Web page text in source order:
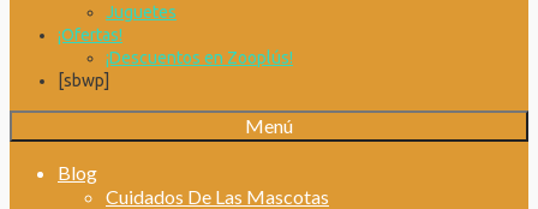
Juguetes
¡Ofertas!
¡Descuentos en Zooplús!
[sbwp]
Menú
Blog
Cuidados De Las Mascotas